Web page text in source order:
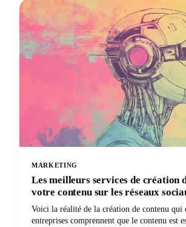
sophistiqué ni de compétences en montage.
besoin, ce sont de superbes photos et
donner vie.
MARKETING
Les meilleurs services de création
votre contenu sur les réseaux
Voici la réalité de la création de contenu
entreprises comprennent que le contenu est